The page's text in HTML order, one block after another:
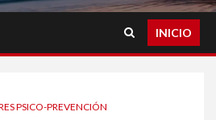
INICIO
PSICO-PREVENCIÓN